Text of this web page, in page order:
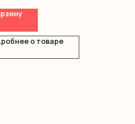
о товаре